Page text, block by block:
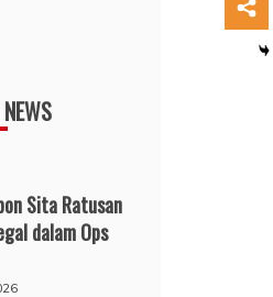
Sita Ratusan
dalam Ops